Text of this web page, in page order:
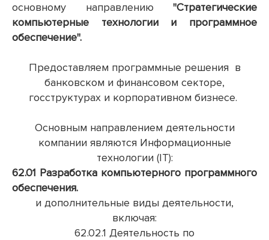
основному направлению "Стратегические
компьютерные технологии и программное
обеспечение".
Предоставляем программные решения в
банковском и финансовом секторе,
госструктурах и корпоративном бизнесе.
Основным направлением деятельности
компании являются Информационные
технологии (IT):
62.01 Разработка компьютерного программного
обеспечения.
и дополнительные виды деятельности,
включая:
62.02.1 Деятельность по